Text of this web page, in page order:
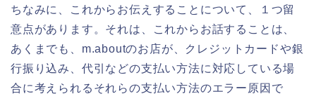
ちなみに、これからお伝えすることについて、１つ留
意点があります。それは、これからお話することは、
あくまでも、m.aboutのお店が、クレジットカードや銀
行振り込み、代引などの支払い方法に対応している場
合に考えられるそれらの支払い方法のエラー原因で